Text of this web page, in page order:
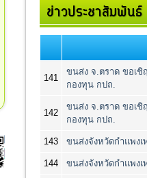
ข่าวประชาสัมพันธ์
141
ขนส่ง จ.ตราด ขอเ
กองทุน กปถ.
142
ขนส่ง จ.ตราด ขอเ
กองทุน กปถ.
143 ขนส่งจังหวัดกำแพง
144 ขนส่งจังหวัดกำแพง